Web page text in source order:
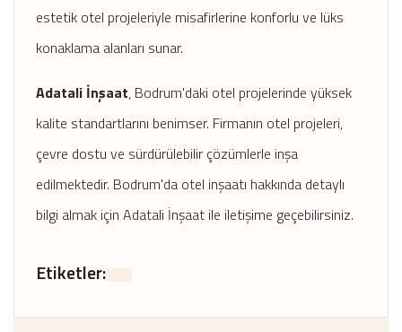
estetik otel projeleriyle misafirlerine konforlu ve lüks
konaklama alanları sunar.
Adatali İnşaat, Bodrum'daki otel projelerinde yüksek
kalite standartlarını benimser. Firmanın otel projeleri,
çevre dostu ve sürdürülebilir çözümlerle inşa
edilmektedir. Bodrum'da otel inşaatı hakkında detaylı
bilgi almak için Adatali İnşaat ile iletişime geçebilirsiniz.
Etiketler: